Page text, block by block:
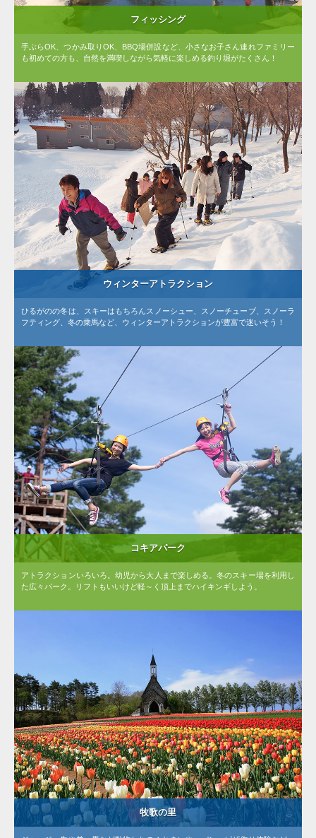
フィッシング
手ぶらOK、つかみ取りOK、BBQ場併設など、小さなお子さん連れファミリー
も初めての方も、自然を満喫しながら気軽に楽しめる釣り堀がたくさん！
ウィンターアトラクション
ひるがのの冬は、スキーはもちろんスノーシュー、スノーチューブ、スノーラ
フティング、冬の乗馬など、ウィンターアトラクションが豊富で迷いそう！
コキアパーク
アトラクションいろいろ。幼児から大人まで楽しめる。冬のスキー場を利用し
た広々パーク。リフトもいいけど軽～く頂上までハイキンギしよう。
牧歌の里